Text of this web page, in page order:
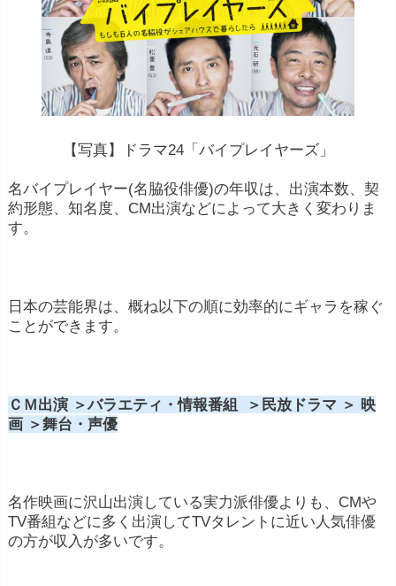
【写真】ドラマ24「バイプレイヤーズ」
名バイプレイヤー(名脇役俳優)の年収は、出演本数、契
約形態、知名度、CM出演などによって大きく変わりま
す。
日本の芸能界は、概ね以下の順に効率的にギャラを稼ぐ
ことができます。
ＣＭ出演 ＞バラエティ・情報番組 ＞民放ドラマ ＞ 映
画 ＞舞台・声優
名作映画に沢山出演している実力派俳優よりも、CMや
TV番組などに多く出演してTVタレントに近い人気俳優
の方が収入が多いです。